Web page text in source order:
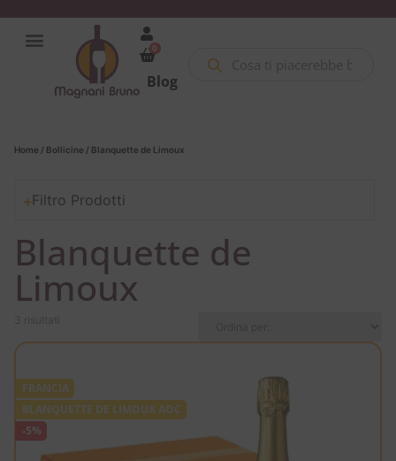
0
Blog
Home / Bollicine / Blanquette de Limoux
Filtro Prodotti
Blanquette de
Limoux
FRANCIA
BLANQUETTE DE LIMOUX AOC
-5%